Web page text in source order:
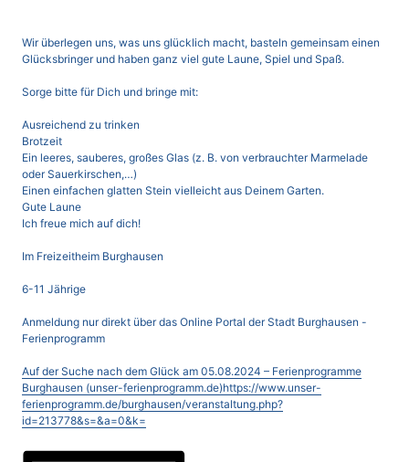
Wir überlegen uns, was uns glücklich macht, basteln gemeinsam einen
Glücksbringer und haben ganz viel gute Laune, Spiel und Spaß.
Sorge bitte für Dich und bringe mit:
Ausreichend zu trinken
Brotzeit
Ein leeres, sauberes, großes Glas (z. B. von verbrauchter Marmelade
oder Sauerkirschen,…)
Einen einfachen glatten Stein vielleicht aus Deinem Garten.
Gute Laune
Ich freue mich auf dich!
Im Freizeitheim Burghausen
6-11 Jährige
Anmeldung nur direkt über das Online Portal der Stadt Burghausen -
Ferienprogramm
Auf der Suche nach dem Glück am 05.08.2024 – Ferienprogramme
Burghausen (unser-ferienprogramm.de)https://www.unser-
ferienprogramm.de/burghausen/veranstaltung.php?
id=213778&s=&a=0&k=